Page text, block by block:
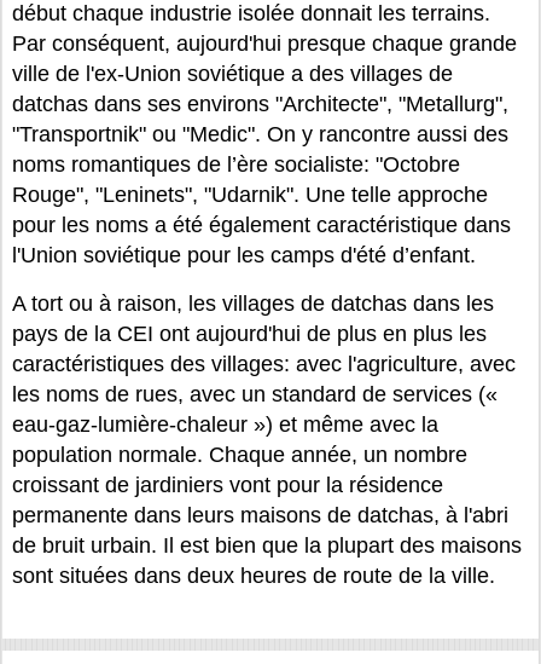
début chaque industrie isolée donnait les terrains.
Par conséquent, aujourd'hui presque chaque grande
ville de l'ex-Union soviétique a des villages de
datchas dans ses environs "Architecte", "Metallurg",
"Transportnik" ou "Medic". On y rancontre aussi des
noms romantiques de l’ère socialiste: "Octobre
Rouge", "Leninets", "Udarnik". Une telle approche
pour les noms a été également caractéristique dans
l'Union soviétique pour les camps d'été d’enfant.
A tort ou à raison, les villages de datchas dans les
pays de la CEI ont aujourd'hui de plus en plus les
caractéristiques des villages: avec l'agriculture, avec
les noms de rues, avec un standard de services («
eau-gaz-lumière-chaleur ») et même avec la
population normale. Chaque année, un nombre
croissant de jardiniers vont pour la résidence
permanente dans leurs maisons de datchas, à l'abri
de bruit urbain. Il est bien que la plupart des maisons
sont situées dans deux heures de route de la ville.